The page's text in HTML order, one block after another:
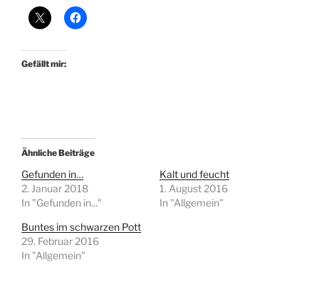
Gefällt mir:
Ähnliche Beiträge
Gefunden in…
2. Januar 2018
In "Gefunden in..."
Kalt und feucht
1. August 2016
In "Allgemein"
Buntes im schwarzen Pott
29. Februar 2016
In "Allgemein"